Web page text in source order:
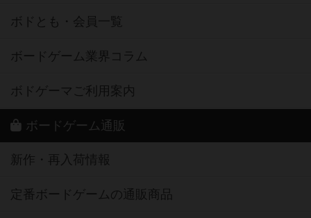
ボドとも・会員一覧
ボードゲーム業界コラム
ボドゲーマご利用案内
ボードゲーム通販
新作・再入荷情報
定番ボードゲームの通販商品